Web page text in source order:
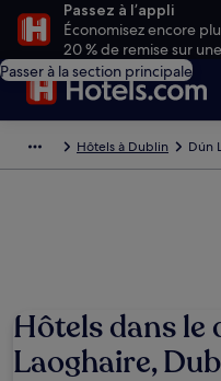
Passez à l’appli
Économisez encore
20 % de remise sur
Passer à la section principale
Hôtels à Dublin Dún
Hôtels dans le
Laoghaire,